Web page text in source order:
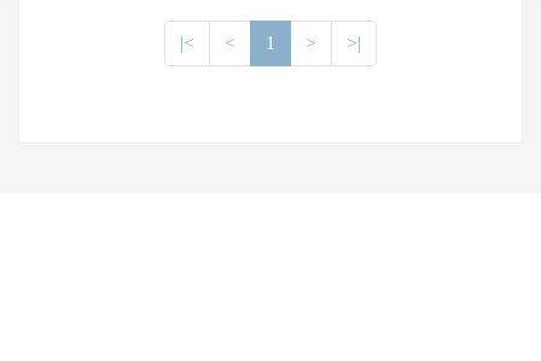
|< < 1 > >|